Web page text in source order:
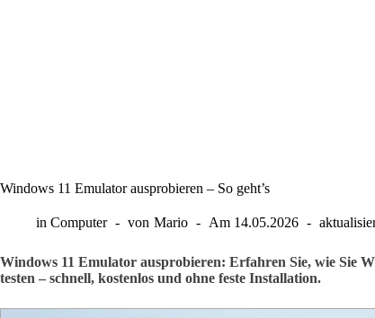
Windows 11 Emulator ausprobieren – So geht’s
in Computer von Mario Am 14.05.2026
Windows 11 Emulator ausprobieren: Erfahren Sie, wie Sie
testen – schnell, kostenlos und ohne feste Installation.